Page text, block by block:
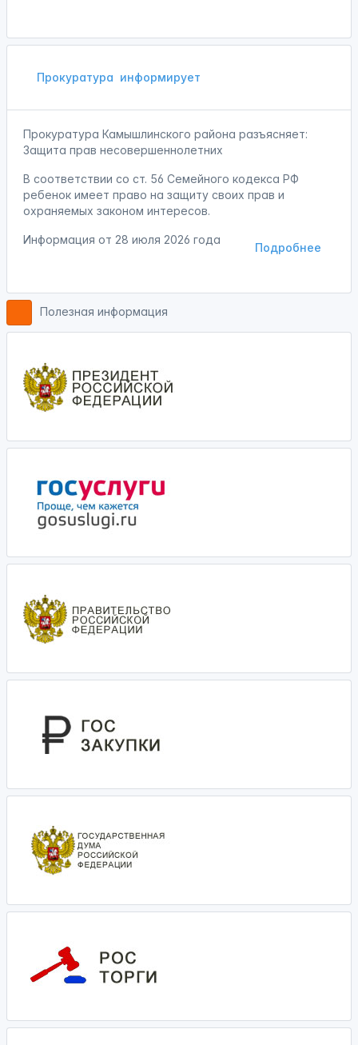
Прокуратура информирует
Прокуратура Камышлинского района разъясняет:
Защита прав несовершеннолетних
В соответствии со ст. 56 Семейного кодекса РФ
ребенок имеет право на защиту своих прав и
охраняемых законом интересов.
Подробнее
Информация от 28 июля 2026 года
Полезная информация